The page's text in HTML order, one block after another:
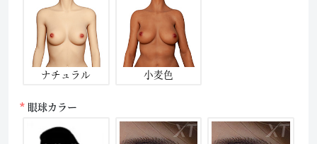
ナチュラル 小麦色
眼球カラー